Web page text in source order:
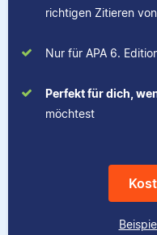
richtigen Zitieren
Nur für APA 6.
Perfekt für dich,
möchtest